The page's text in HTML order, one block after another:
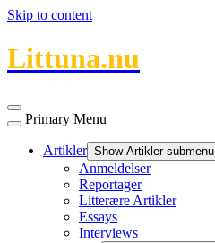
Skip to content
Littuna.nu
Primary Menu
Artikler Show Artikler submenu
Anmeldelser
Reportager
Litterære Artikler
Essays
Interviews